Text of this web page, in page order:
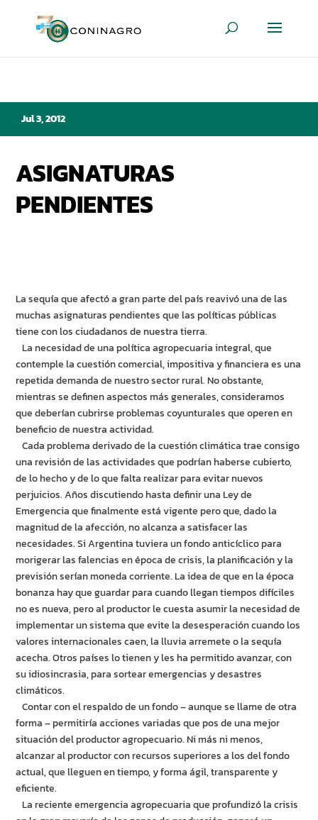
Jul 3, 2012
ASIGNATURAS
PENDIENTES
La sequía que afectó a gran parte del país reavivó una de las
muchas asignaturas pendientes que las políticas públicas
tiene con los ciudadanos de nuestra tierra.
La necesidad de una política agropecuaria integral, que
contemple la cuestión comercial, impositiva y financiera es una
repetida demanda de nuestro sector rural. No obstante,
mientras se definen aspectos más generales, consideramos
que deberían cubrirse problemas coyunturales que operen en
beneficio de nuestra actividad.
Cada problema derivado de la cuestión climática trae consigo
una revisión de las actividades que podrían haberse cubierto,
de lo hecho y de lo que falta realizar para evitar nuevos
perjuicios. Años discutiendo hasta definir una Ley de
Emergencia que finalmente está vigente pero que, dado la
magnitud de la afección, no alcanza a satisfacer las
necesidades. Si Argentina tuviera un fondo anticíclico para
morigerar las falencias en época de crisis, la planificación y la
previsión serían moneda corriente. La idea de que en la época
bonanza hay que guardar para cuando llegan tiempos difíciles
no es nueva, pero al productor le cuesta asumir la necesidad de
implementar un sistema que evite la desesperación cuando los
valores internacionales caen, la lluvia arremete o la sequía
acecha. Otros países lo tienen y les ha permitido avanzar, con
su idiosincrasia, para sortear emergencias y desastres
climáticos.
Contar con el respaldo de un fondo – aunque se llame de otra
forma – permitiría acciones variadas que pos de una mejor
situación del productor agropecuario. Ni más ni menos,
alcanzar al productor con recursos superiores a los del fondo
actual, que lleguen en tiempo, y forma ágil, transparente y
eficiente.
La reciente emergencia agropecuaria que profundizó la crisis